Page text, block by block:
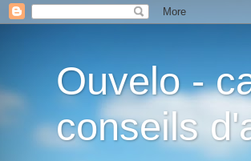
Ouvelo -
conseils